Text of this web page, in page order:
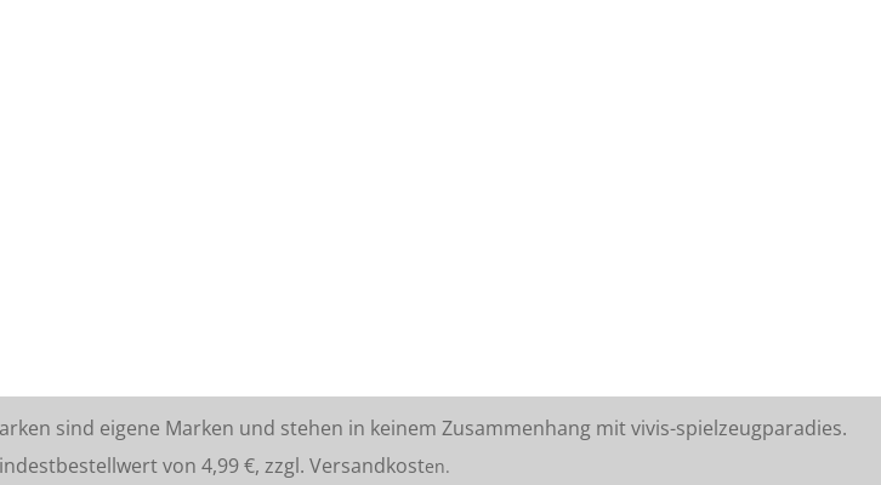
sind eigene Marken und stehen in keinem Zusammenhang mit vivis-spielzeugparadies.
von 4,99 €, zzgl. Versandkosten.